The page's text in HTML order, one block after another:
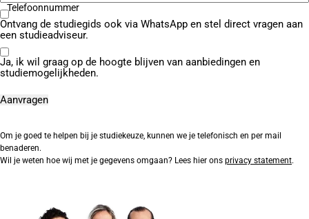
Telefoonnummer
Ontvang de studiegids ook via WhatsApp en stel direct vragen aan
een studieadviseur.
Ja, ik wil graag op de hoogte blijven van aanbiedingen en
studiemogelijkheden.
Om je goed te helpen bij je studiekeuze, kunnen we je telefonisch en per mail
benaderen.
Wil je weten hoe wij met je gegevens omgaan? Lees hier ons privacy statement.